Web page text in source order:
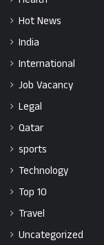
Hot News
India
International
Job Vacancy
Legal
Qatar
sports
Technology
Top 10
Travel
Uncategorized